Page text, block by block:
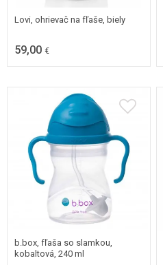
Lovi, ohrievač na fľaše, biely
59,00 €
b.box, fľaša so slamkou,
kobaltová, 240 ml